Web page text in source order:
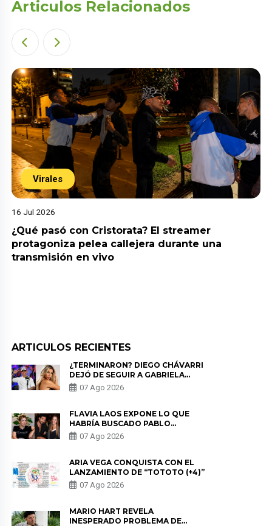
Articulos Relacionados
Virales
16 Jul 2026
¿Qué pasó con Cristorata? El streamer
protagoniza pelea callejera durante una
transmisión en vivo
ARTICULOS RECIENTES
¿TERMINARON? DIEGO CHÁVARRI
DEJÓ DE SEGUIR A GABRIELA
HERRERA Y ANUNCIA SU SALIDA
DE PÓDCAST
07 Ago 2026
FLAVIA LAOS EXPONE LO QUE
HABRÍA BUSCADO PABLO
HEREDIA CON ALE FULLER: “UNA
DE LAS PARTES QUERÍA EL
07 Ago 2026
ARIA VEGA CONQUISTA CON EL
LANZAMIENTO DE “TOTOTO (+4)”
07 Ago 2026
MARIO HART REVELA
INESPERADO PROBLEMA DE